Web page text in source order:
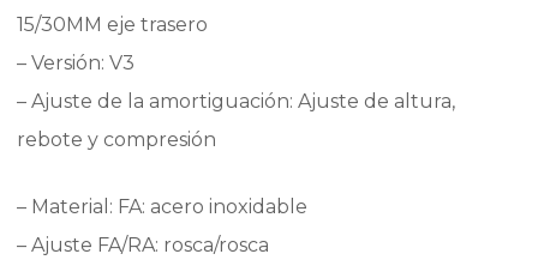
15/30MM eje trasero
– Versión: V3
– Ajuste de la amortiguación: Ajuste de altura,
rebote y compresión
– Material: FA: acero inoxidable
– Ajuste FA/RA: rosca/rosca